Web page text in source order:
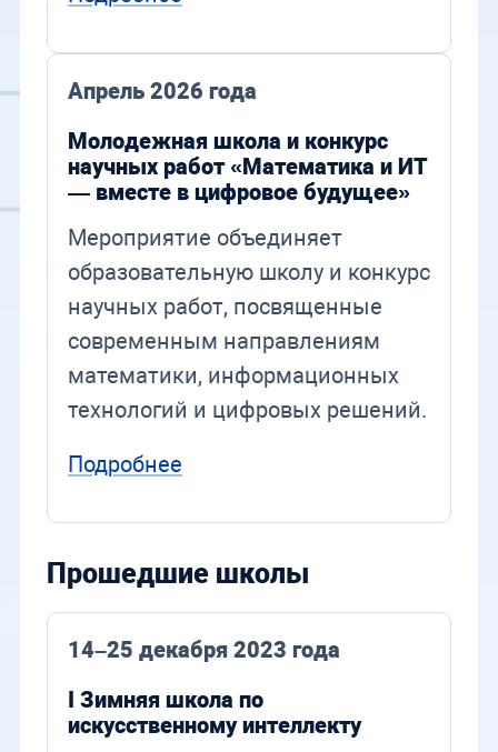
Апрель 2026 года
Молодежная школа и конкурс
научных работ «Математика и ИТ
— вместе в цифровое будущее»
Мероприятие объединяет
образовательную школу и конкурс
научных работ, посвященные
современным направлениям
математики, информационных
технологий и цифровых решений.
Подробнее
Прошедшие школы
14–25 декабря 2023 года
I Зимняя школа по
искусственному интеллекту